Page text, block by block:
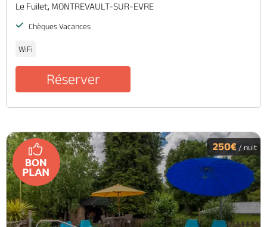
Le Fuilet, MONTREVAULT-SUR-EVRE
Chèques Vacances
WiFi
Réserver
250€ / nuit